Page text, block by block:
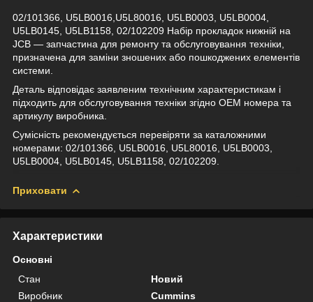
02/101366, U5LB0016,U5L80016, U5LB0003, U5LB0004,
U5LB0145, U5LB1158, 02/102209 Набір прокладок нижній на
JCB — запчастина для ремонту та обслуговування техніки,
призначена для заміни зношених або пошкоджених елементів
системи.
Деталь відповідає заявленим технічним характеристикам і
підходить для обслуговування техніки згідно OEM номера та
артикулу виробника.
Сумісність рекомендується перевіряти за каталожними
номерами: 02/101366, U5LB0016, U5L80016, U5LB0003,
U5LB0004, U5LB0145, U5LB1158, 02/102209.
Приховати
Характеристики
Основні
Стан
Новий
Виробник
Cummins